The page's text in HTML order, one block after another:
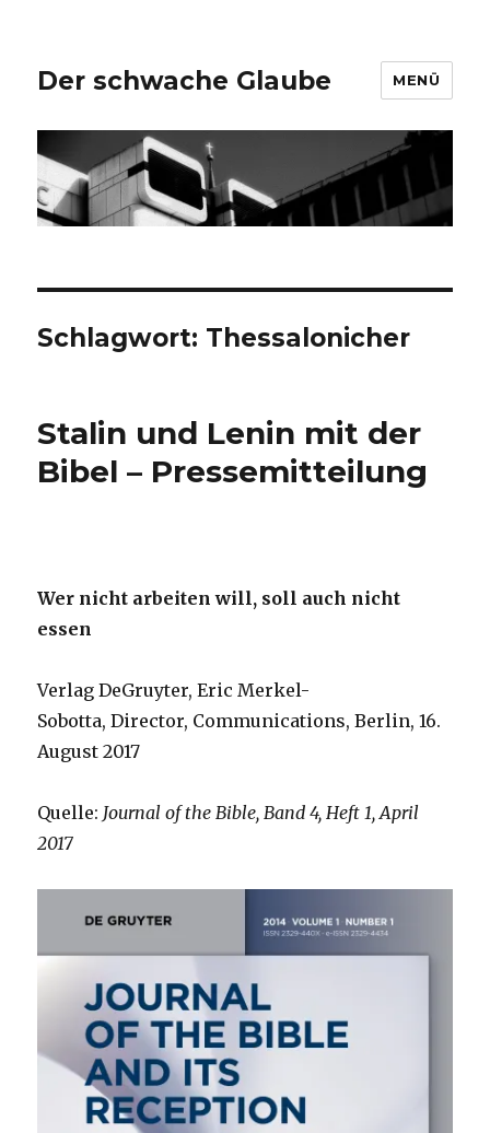
Der schwache Glaube MENÜ
Schlagwort: Thessalonicher
Stalin und Lenin mit der
Bibel – Pressemitteilung
Wer nicht arbeiten will, soll auch nicht
essen
Verlag DeGruyter, Eric Merkel-
Sobotta, Director, Communications, Berlin, 16.
August 2017
Quelle: Journal of the Bible, Band 4, Heft 1, April
2017